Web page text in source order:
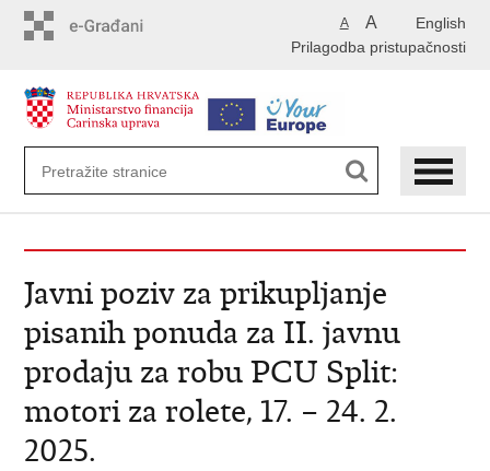
English
A A
Prilagodba pristupačnosti
Javni poziv za prikupljanje
pisanih ponuda za II. javnu
prodaju za robu PCU Split:
motori za rolete, 17. – 24. 2.
2025.